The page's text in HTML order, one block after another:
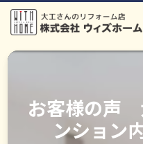
お客様の声
ンション